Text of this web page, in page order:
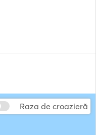
Trolii electrice
Raza de croazieră